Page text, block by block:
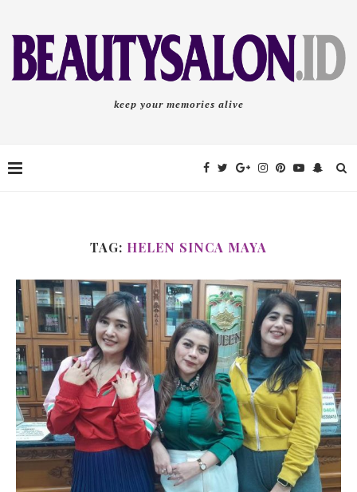
keep your memories alive
TAG: HELEN SINCA MAYA